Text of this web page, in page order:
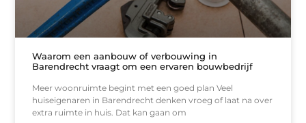
Waarom een aanbouw of verbouwing in
Barendrecht vraagt om een ervaren bouwbedrijf
Meer woonruimte begint met een goed plan Veel
huiseigenaren in Barendrecht denken vroeg of laat na over
extra ruimte in huis. Dat kan gaan om